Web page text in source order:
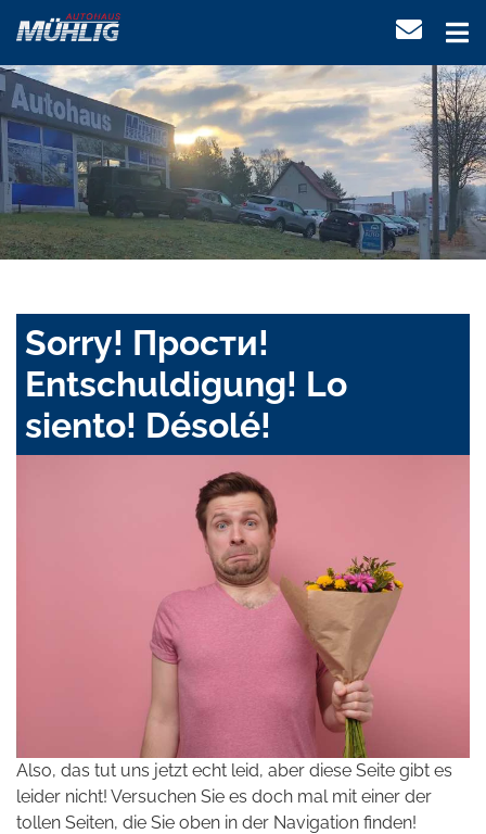
Sorry! Прости!
Entschuldigung! Lo
siento! Désolé!
Also, das tut uns jetzt echt leid, aber diese Seite gibt es
leider nicht! Versuchen Sie es doch mal mit einer der
tollen Seiten, die Sie oben in der Navigation finden!